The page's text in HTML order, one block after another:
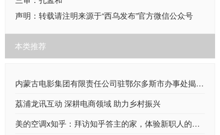
声明：转载请注明来源于“西乌发布”官方微信公众号
本类推荐
内蒙古电影集团有限责任公司驻鄂尔多斯市办事处揭牌成立
荔浦龙讯互动 深耕电商领域 助力乡村振兴
美的空调x知乎：拜访知乎答主的家，体验新职人的理想家居